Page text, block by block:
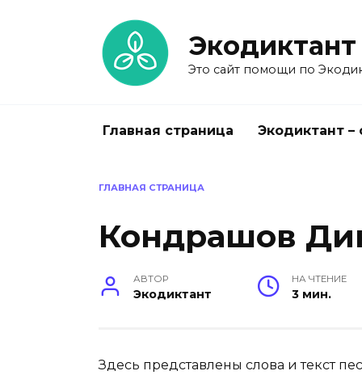
Это сайт помощи по
Главная страница Экодиктант –
ГЛАВНАЯ СТРАНИЦА
Кондрашов
АВТОР
Экодиктант
НА ЧТЕНИЕ
3 мин.
Здесь представлены слова и текст